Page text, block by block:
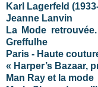
Karl Lagerfeld
Jeanne Lanvin
La Mode
Greffulhe
Paris - Haute
« Harper’s Bazaar,
Man Ray et la mode